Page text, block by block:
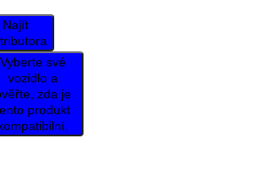
Najít
Vyberte své
vozidlo a
zda je
produkt